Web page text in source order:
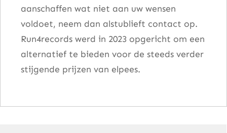
aanschaffen wat niet aan uw wensen
voldoet, neem dan alstublieft contact op.
Run4records werd in 2023 opgericht om een
alternatief te bieden voor de steeds verder
stijgende prijzen van elpees.